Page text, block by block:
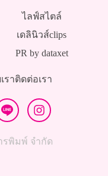
ไลฟ์สไตล์
เดลินิวส์clips
PR by dataxet
ราติดต่อเรา
รพิมพ์ จำกัด